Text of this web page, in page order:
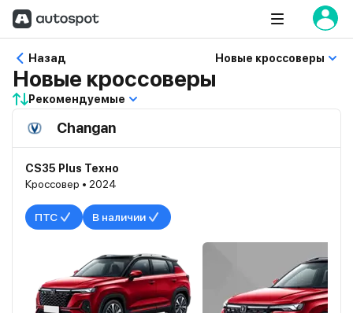
Назад Новые кроссоверы
Новые кроссоверы
Рекомендуемые
Changan
CS35 Plus Техно
Кроссовер • 2024
ПТС В наличии